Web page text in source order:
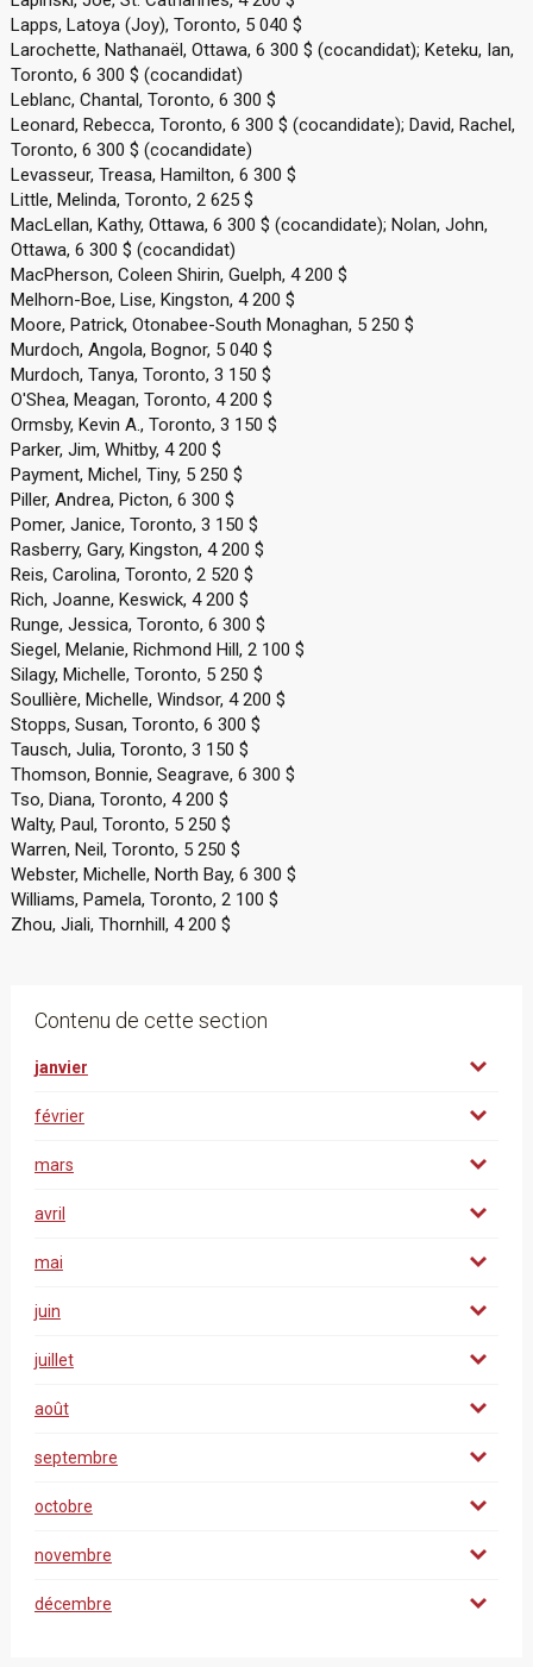
Lapps, Latoya (Joy), Toronto, 5 040 $
Larochette, Nathanaël, Ottawa, 6 300 $ (cocandidat); Keteku, Ian,
Toronto, 6 300 $ (cocandidat)
Leblanc, Chantal, Toronto, 6 300 $
Leonard, Rebecca, Toronto, 6 300 $ (cocandidate); David, Rachel,
Toronto, 6 300 $ (cocandidate)
Levasseur, Treasa, Hamilton, 6 300 $
Little, Melinda, Toronto, 2 625 $
MacLellan, Kathy, Ottawa, 6 300 $ (cocandidate); Nolan, John,
Ottawa, 6 300 $ (cocandidat)
MacPherson, Coleen Shirin, Guelph, 4 200 $
Melhorn-Boe, Lise, Kingston, 4 200 $
Moore, Patrick, Otonabee-South Monaghan, 5 250 $
Murdoch, Angola, Bognor, 5 040 $
Murdoch, Tanya, Toronto, 3 150 $
O'Shea, Meagan, Toronto, 4 200 $
Ormsby, Kevin A., Toronto, 3 150 $
Parker, Jim, Whitby, 4 200 $
Payment, Michel, Tiny, 5 250 $
Piller, Andrea, Picton, 6 300 $
Pomer, Janice, Toronto, 3 150 $
Rasberry, Gary, Kingston, 4 200 $
Reis, Carolina, Toronto, 2 520 $
Rich, Joanne, Keswick, 4 200 $
Runge, Jessica, Toronto, 6 300 $
Siegel, Melanie, Richmond Hill, 2 100 $
Silagy, Michelle, Toronto, 5 250 $
Soullière, Michelle, Windsor, 4 200 $
Stopps, Susan, Toronto, 6 300 $
Tausch, Julia, Toronto, 3 150 $
Thomson, Bonnie, Seagrave, 6 300 $
Tso, Diana, Toronto, 4 200 $
Walty, Paul, Toronto, 5 250 $
Warren, Neil, Toronto, 5 250 $
Webster, Michelle, North Bay, 6 300 $
Williams, Pamela, Toronto, 2 100 $
Zhou, Jiali, Thornhill, 4 200 $
Contenu de cette section
janvier
février
mars
avril
mai
juin
juillet
août
septembre
octobre
novembre
décembre